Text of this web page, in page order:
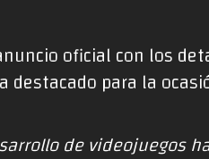
oficial con los
destacado para la
de videojuegos